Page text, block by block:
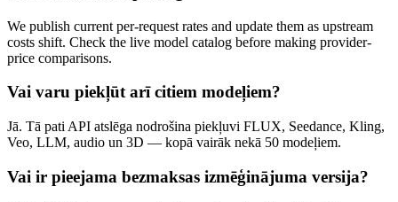
We publish current per-request rates and update them as upstream
costs shift. Check the live model catalog before making provider-
price comparisons.
Vai varu piekļūt arī citiem modeļiem?
Jā. Tā pati API atslēga nodrošina piekļuvi FLUX, Seedance, Kling,
Veo, LLM, audio un 3D — kopā vairāk nekā 50 modeļiem.
Vai ir pieejama bezmaksas izmēģinājuma versija?